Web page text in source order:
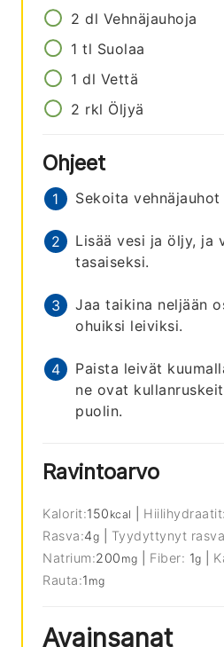
2 dl Vehnäjauhoja
1 tl Suolaa
1 dl Vettä
2 rkl Öljyä
Ohjeet
Sekoita
Lisää vesi ja öljy, ja
tasaiseksi.
Jaa taikina neljään
ohuiksi leiviksi.
Paista leivät
ne ovat
puolin.
Ravintoarvo
Kalorit:150 kcal Hiilihydraatit:
Rasva:4g Tyydyttynyt
Natrium:200 mg Fiber: 1g
Rauta:1 mg
Avainsanat